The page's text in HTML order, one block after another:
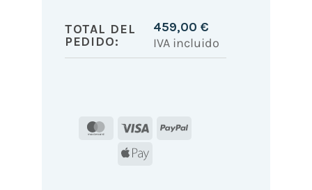
TOTAL DEL
PEDIDO:
459,00 €
IVA incluido
MasterCard
Visa
PayPal
Apple